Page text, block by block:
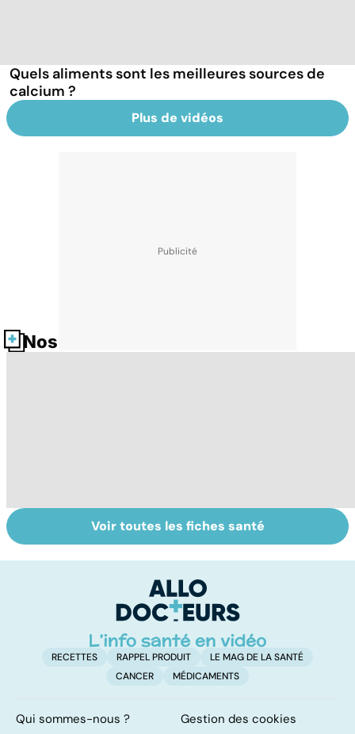
Quels aliments sont les meilleures sources de
calcium ?
Plus de vidéos
Nos fiches santé
Ostéoporose :
préserver le
Tout savoir sur
les infections
Voir toutes les fiches santé
RECETTES RAPPEL PRODUIT
LE MAG DE LA SANTÉ
CANCER
MÉDICAMENTS
Qui sommes-nous ?
Gestion des cookies